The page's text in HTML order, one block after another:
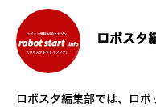
ロボスタ
ロボスタ編集部では、ロ